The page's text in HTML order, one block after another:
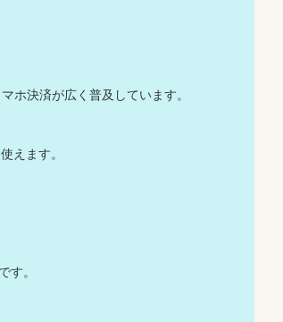
ホ決済が広く普及しています。
えます。
す。